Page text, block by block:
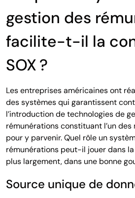
gestion des
facilite-t-il la
SOX ?
Les entreprises américaines ont
des systèmes qui garantissent
l’introduction de technologies de
rémunérations constituant l’un des
pour y parvenir. Quel rôle un
rémunérations peut-il jouer dans
plus largement, dans une bonne
Source unique de